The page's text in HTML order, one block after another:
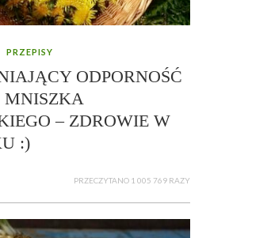
PRZEPISY
ODPORNOŚĆ
MNISZKA
– ZDROWIE W
:)
PRZECZYTANO 1 005 769 RAZY